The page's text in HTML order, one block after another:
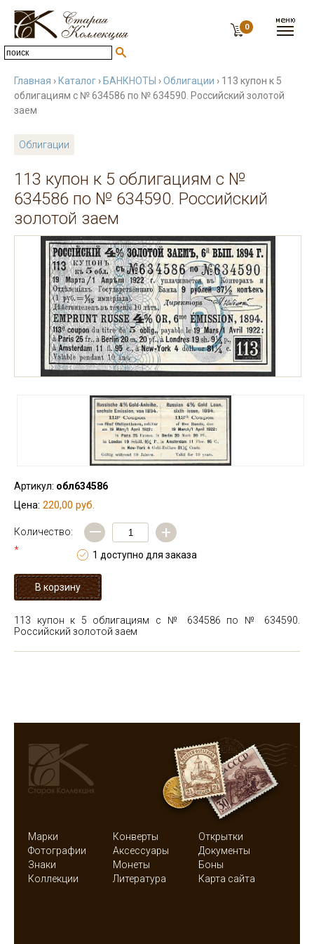
0
Главная › Каталог › БАНКНОТЫ ›Облигации › 113 купон к 5
облигациям с № 634586 по № 634590. Российский золотой
заем
Облигации
113 купон к 5 облигациям с №
634586 по № 634590. Российский
золотой заем
Артикул: обл634586
Цена: 220,00 руб.
Количество:
*
— +
1 доступно для заказа
113 купон к 5 облигациям с № 634586 по № 634590.
Российский золотой заем
Марки Конверты
Открытки
Фотографии
Аксессуары
Документы
Знаки
Монеты
Боны
Коллекции
Литература Карта сайта